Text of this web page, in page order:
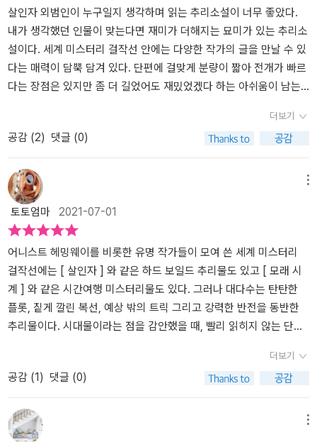
좋은 - 단편 추리 소설 - 책이었다.
가부장적인 사회라서 여성의 권리가 존중받지 못했는데, 그녀는 이야
기를 통해서 당당한 여성상을 보여준 것입니다. 이로써 궁금증이 풀
립니다. 바이올렛 스트레인지는 작가 자신을 투영한 캐릭터가 아니었
나 싶습니다. 똑똑하지만 오만해보이는 남성 탐정보다는 어리지만 명
석한 여성 탐정에게 한 표를 주고 싶습니다. 세월이 지나도 변함없는
살인자 외​​​범인이 누구일지 생각하며 읽는 추리소설이 너무 좋았다.
내가 생각했던 인물이 맞는다면 재미가 더해지는 묘미가 있는 추리소
설이다. 세계 미스터리 걸작선 안에는 다양한 작가의 글을 만날 수 있
다는 매력이 담뿍 담겨 있다. 단편에 걸맞게 분량이 짧아 전개가 빠르
다는 장점은 있지만 좀 더 길었어도 재밌었겠다 하는 아쉬움이 남는
결핵이 걸린 아내가 점점 행동이 이상해지는 남편을 위해 방문 진료
를 의뢰하고, 집에서 일주일간 머물며 남편을 치료해 줄 것을 의사에
게 요구한다. 남편과 이야기를 나누던 의사는 밤이면 나타나는 유령
에 시달리는 남편을 위해 침실을 바꿔 자보자는 제안을 하며 유령의
정체를 밝혀낸다.​'금고실의 다이아몬드'는 희대의 사기꾼 마담 콜루치
가 등장하며, 그녀와 오랜 시간 악연이었던 헤드는 변호사 두프라이
어와 함께 칼튼 씨 집으로 초대받아 간다. 로덴의 집 금고에 있던 다이
아몬드가 사라졌고 같은 금고를 가지고 있는 칼튼의 집으로 가 금고
를 확인해보기로 했는데 마침 그곳에도 마담 콜루치도 온다는 것이
다. 칼튼 씨 집에 방문한 헤드는 마담으로 인해 정신적인 고통을 받고
있는 칼튼 부인을 돕기로 했고 그녀가 감추고 있는 비밀을 남편에게
말하길 원했지만 그러지 못한다. 결국 마담은 본인이 계획한 대로 칼
수 없는 금고를 소리도 없이 열고 가져갈 수 있었는지 알고 나면 놀라
움이..^^​누군가 자기를 죽이려 한다는 전화를 받고 그의 집으로 달려
간 탐정, 하지만 그는 이미 숨진 후였는데 범인이 밝혀지는 과정이 흥
미로웠던 '탐정 스페이드', 앞 못 보는 의사가 권총 살인을 저질렀다는
죄책감에 빠져 불안해하던 모습과 마지막 결말이 씁쓸했던 '의사와
더보기
공감 (2) 댓글 (0)
토토엄마 2021-07-01
어니스트 헤밍웨이를 비롯한 유명 작가들이 모여 쓴 세계 미스터리
걸작선에는 [ 살인자 ] 와 같은 하드 보일드 추리물도 있고 [ 모래 시
계 ] 와 같은 시간여행 미스터리물도 있다. 그러나 대다수는 탄탄한
플롯, 짙게 깔린 복선, 예상 밖의 트릭 그리고 강력한 반전을 동반한
추리물이다. 시대물이라는 점을 감안했을 때, 빨리 읽히지 않는 단점
안으로 들어가보자.세계 미스터리 걸작선 1편의 제목은 [ 살인자 외
]. 유명 작가 어니스트 헤밍웨이가 쓴 미스터리 단편이 바로 [살인자]
이다. [살인자] 라는 작품은 정통 추리극의 방식을 벗어난다. 즉, 해결
되지 않는 사건 속 단서를 찾아 도무지 풀리지 않을 것 같은 실마리를
풀어내는 탐정 이야기와는 근본적으로 다르다는 것이다. [ 살인자 ]
더보기
공감 (1 ) 댓글 (0)